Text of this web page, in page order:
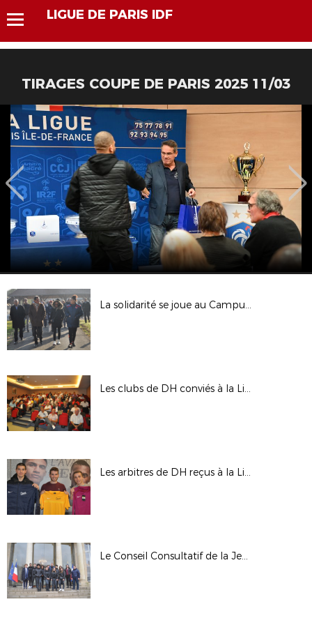
LIGUE DE PARIS IDF
TIRAGES COUPE DE PARIS 2025 11/03
La solidarité se joue au Campus pour les clubs franciliens
Les clubs de DH conviés à la Ligue pour la nouvelle saison
Les arbitres de DH reçus à la Ligue
Le Conseil Consultatif de la Jeunesse du District du 93 en visite à l’Elysée